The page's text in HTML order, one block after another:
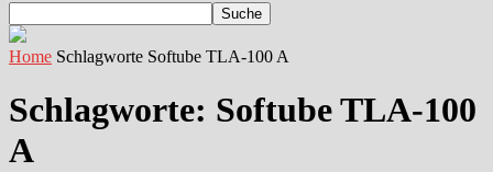
Home Schlagworte Softube TLA-100 A
Schlagworte: Softube TLA-100
A